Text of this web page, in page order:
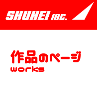
作品のページ
works